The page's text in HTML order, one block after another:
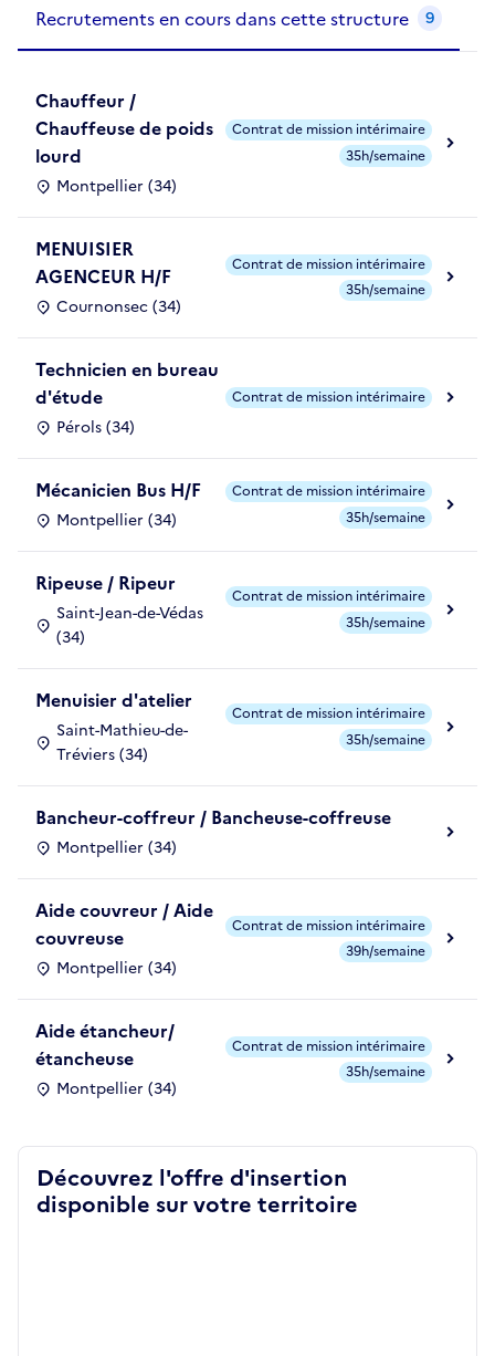
Recrutements en cours dans cette structure 9
Chauffeur /
Chauffeuse de poids
lourd
Montpellier (34)
Contrat de mission intérimaire
35h/semaine
MENUISIER
AGENCEUR H/F
Cournonsec (34)
Contrat de mission intérimaire
35h/semaine
Technicien en bureau
d'étude
Pérols (34)
Contrat de mission intérimaire
Mécanicien Bus H/F
Montpellier (34)
Contrat de mission intérimaire
35h/semaine
Ripeuse / Ripeur
Saint-Jean-de-Védas
(34)
Contrat de mission intérimaire
35h/semaine
Menuisier d'atelier
Saint-Mathieu-de-
Tréviers (34)
Contrat de mission intérimaire
35h/semaine
Bancheur-coffreur / Bancheuse-coffreuse
Montpellier (34)
Aide couvreur / Aide
couvreuse
Montpellier (34)
Contrat de mission intérimaire
39h/semaine
Aide étancheur/
étancheuse
Montpellier (34)
Contrat de mission intérimaire
35h/semaine
Découvrez l'offre d'insertion
disponible sur votre territoire